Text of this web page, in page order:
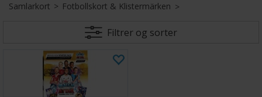
Samlarkort> Fotbollskort & Klistermärken
Filtrer og sorter